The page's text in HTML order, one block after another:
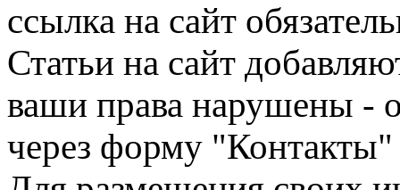
ссылка на сайт
Статьи на сайт
ваши права нарушены -
через форму "Контакты"